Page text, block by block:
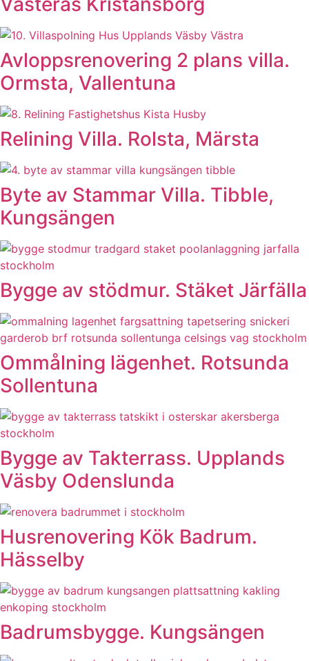
Avloppsrenovering 2 plans villa.
Ormsta, Vallentuna
Relining Villa. Rolsta, Märsta
Byte av Stammar Villa. Tibble,
Kungsängen
Bygge av stödmur. Stäket Järfälla
Ommålning lägenhet. Rotsunda
Sollentuna
Bygge av Takterrass. Upplands
Väsby Odenslunda
Husrenovering Kök Badrum.
Hässelby
Badrumsbygge. Kungsängen